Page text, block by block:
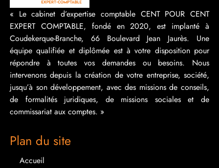
« Le cabinet d’expertise comptable CENT POUR CENT
EXPERT COMPTABLE, fondé en 2020, est implanté à
Coudekerque-Branche, 66 Boulevard Jean Jaurès. Une
équipe qualifiée et diplômée est à votre disposition pour
répondre à toutes vos demandes ou besoins. Nous
intervenons depuis la création de votre entreprise, société,
jusqu’à son développement, avec des missions de conseils,
de formalités juridiques, de missions sociales et de
commissariat aux comptes. »
Plan du site
Accueil